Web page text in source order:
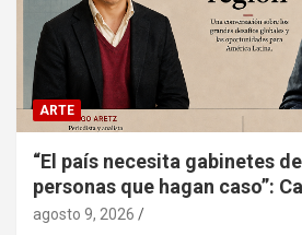
ARTE
“El país necesita gabinetes
personas que hagan caso”:
agosto 9, 2026